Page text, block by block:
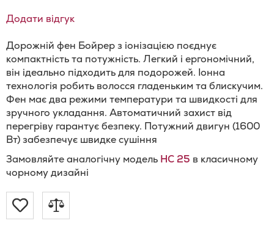
Додати відгук
Дорожній фен Бойрер з іонізацією поєднує
компактність та потужність. Легкий і ергономічний,
він ідеально підходить для подорожей. Іонна
технологія робить волосся гладеньким та блискучим.
Фен має два режими температури та швидкості для
зручного укладання. Автоматичний захист від
перегріву гарантує безпеку. Потужний двигун (1600
Вт) забезпечує швидке сушіння
Замовляйте аналогічну модель HC 25 в класичному
чорному дизайні
ДодатиДодати